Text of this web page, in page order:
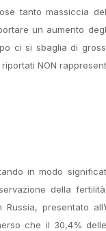
tanto massiccia
un aumento
ci si sbaglia di
NON
in modo
della
presentato
che il 30,4%